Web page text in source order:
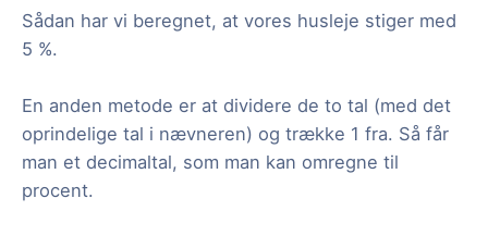
Sådan har vi beregnet, at vores husleje stiger med
5 %.
En anden metode er at dividere de to tal (med det
oprindelige tal i nævneren) og trække 1 fra. Så får
man et decimaltal, som man kan omregne til
procent.